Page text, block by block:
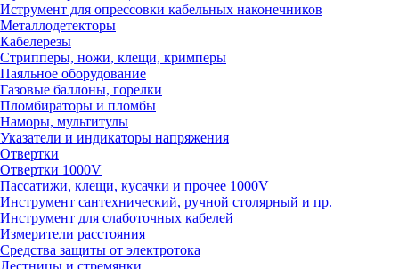
Иструмент для опрессовки кабельных наконечников
Металлодетекторы
Кабелерезы
Стрипперы, ножи, клещи, кримперы
Паяльное оборудование
Газовые баллоны, горелки
Пломбираторы и пломбы
Наморы, мультитулы
Указатели и индикаторы напряжения
Отвертки
Отвертки 1000V
Пассатижи, клещи, кусачки и прочее 1000V
Инструмент сантехнический, ручной столярный и пр.
Инструмент для слаботочных кабелей
Измерители расстояния
Средства защиты от электротока
Лестницы и стремянки